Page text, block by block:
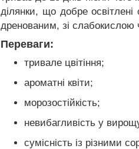
ділянки, що добре
дренованим, зі слабокислою
Переваги:
тривале цвітіння;
ароматні квіти;
морозостійкість;
невибагливість у
сумісність із різними